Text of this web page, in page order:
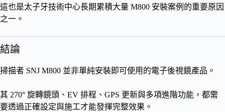
這也是太子牙技術中心長期累積大量 M800 安裝案例的重要原因
之一。
結論
掃描者 SNJ M800 並非單純安裝即可使用的電子後視鏡產品。
其 270° 旋轉鏡頭、EV 排程、GPS 更新與多項進階功能，都需
要透過正確設定與施工才能發揮完整效果。